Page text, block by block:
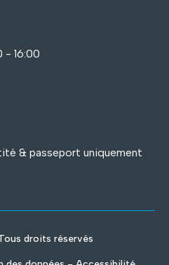
- 16:00
& passeport uniquement
droits réservés